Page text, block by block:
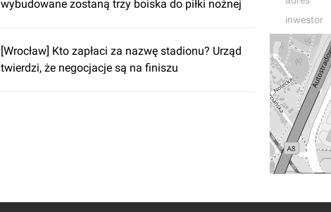
wybudowane zostaną trzy boiska do piłki nożnej
[Wrocław] Kto zapłaci za nazwę stadionu? Urząd
twierdzi, że negocjacje są na finiszu
inwestor